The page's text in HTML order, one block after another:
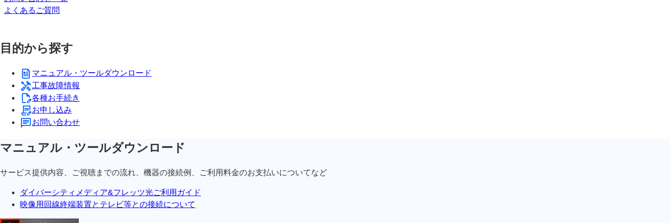
よくあるご質問
目的から探す
マニュアル・ツールダウンロード
工事故障情報
各種お手続き
お申し込み
お問い合わせ
マニュアル・ツールダウンロード
サービス提供内容、ご視聴までの流れ、機器の接続例、ご利用料金のお支払いについてなど
ダイバーシティメディア&フレッツ光ご利用ガイド
映像用回線終端装置とテレビ等との接続について